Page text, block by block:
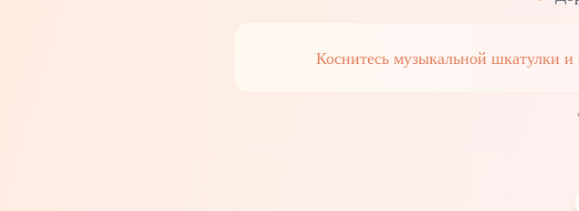
Коснитесь музыкальной шкатулки